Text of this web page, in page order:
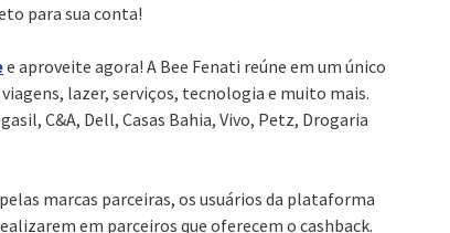
para sua conta!
e aproveite agora! A Bee Fenati reúne em um único
lazer, serviços, tecnologia e muito mais.
C&A, Dell, Casas Bahia, Vivo, Petz, Drogaria
marcas parceiras, os usuários da plataforma
em parceiros que oferecem o cashback.